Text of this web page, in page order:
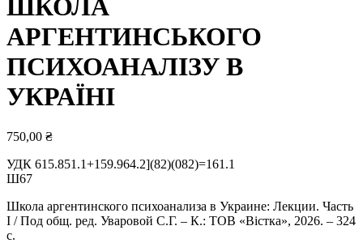
ШКОЛА
АРГЕНТИНСЬКОГО
ПСИХОАНАЛІЗУ В
УКРАЇНІ
750,00 ₴
УДК 615.851.1+159.964.2](82)(082)=161.1
Ш67
Школа аргентинского психоанализа в Украине: Лекции. Часть
I / Под общ. ред. Уваровой С.Г. – К.: ТОВ «Вістка», 2026. – 324
с.